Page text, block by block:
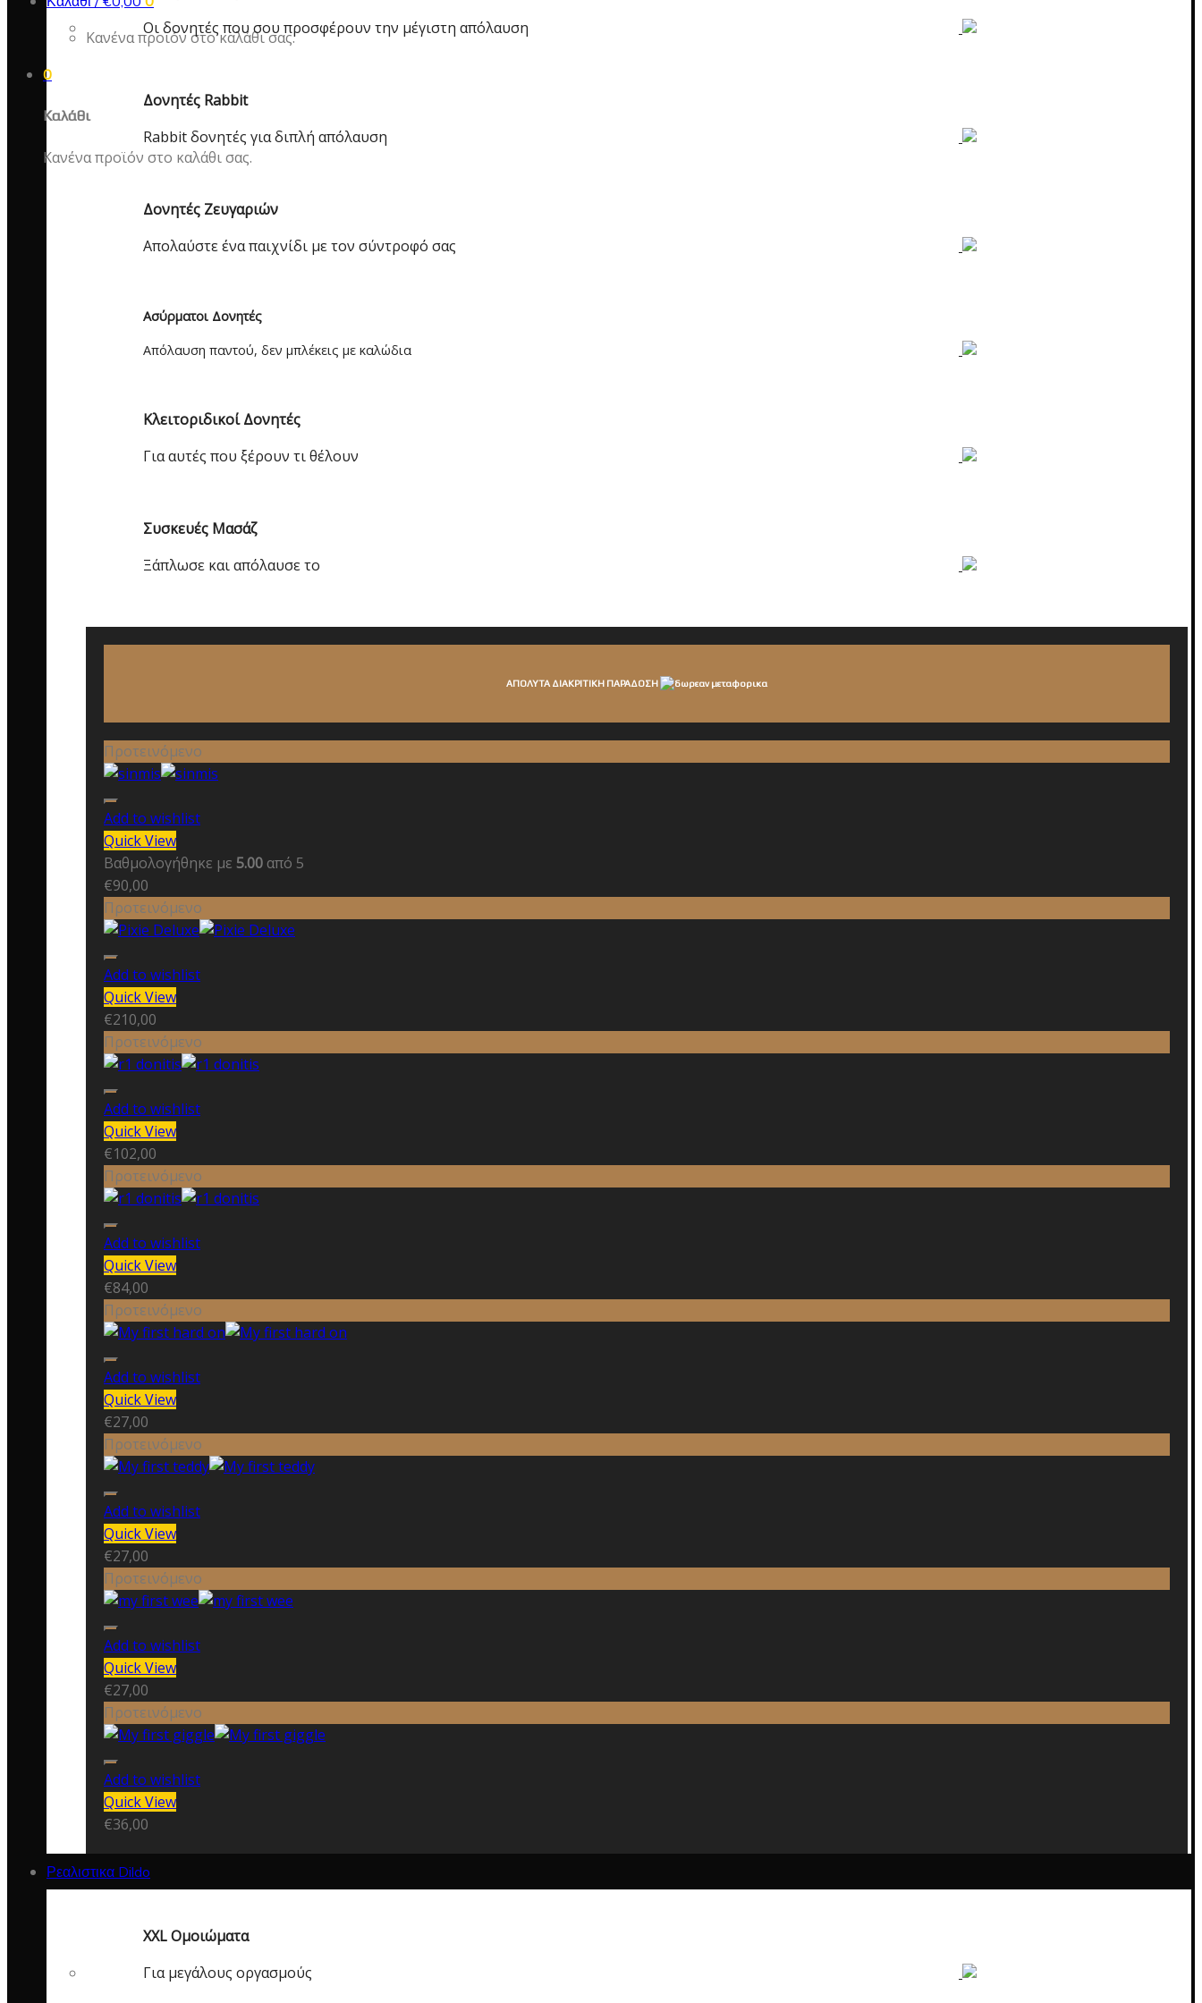
Κανένα προϊόν στο καλάθι σας.
0
Καλάθι
Κανένα προϊόν στο καλάθι σας.
Οι δονητές που σου προσφέρουν την μέγιστη απόλαυση
Δονητές Rabbit
Rabbit δονητές για διπλή απόλαυση
Δονητές Ζευγαριών
Απολαύστε ένα παιχνίδι με τον σύντροφό σας
Ασύρματοι Δονητές
Απόλαυση παντού, δεν μπλέκεις με καλώδια
Κλειτοριδικοί Δονητές
Για αυτές που ξέρουν τι θέλουν
Συσκευές Μασάζ
Ξάπλωσε και απόλαυσε το
ΑΠΟΛΥΤΑ ΔΙΑΚΡΙΤΙΚΗ ΠΑΡΑΔΟΣΗ
Προτεινόμενο
Add to wishlist
Quick View
Βαθμολογήθηκε με 5.00 από 5
€90,00
Προτεινόμενο
Add to wishlist
Quick View
€210,00
Προτεινόμενο
Add to wishlist
Quick View
€102,00
Προτεινόμενο
Add to wishlist
Quick View
€84,00
Προτεινόμενο
Add to wishlist
Quick View
€27,00
Προτεινόμενο
Add to wishlist
Quick View
€27,00
Προτεινόμενο
Add to wishlist
Quick View
€27,00
Προτεινόμενο
Add to wishlist
Quick View
€36,00
Ρεαλιστικα Dildo
XXL Ομοιώματα
Για μεγάλους οργασμούς